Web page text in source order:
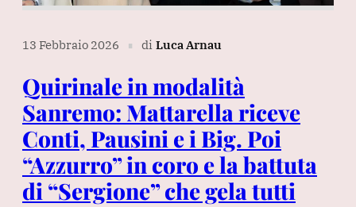
13 Febbraio 2026 ∎ di Luca Arnau
Quirinale in modalità
Sanremo: Mattarella riceve
Conti, Pausini e i Big. Poi
“Azzurro” in coro e la battuta
di “Sergione” che gela tutti